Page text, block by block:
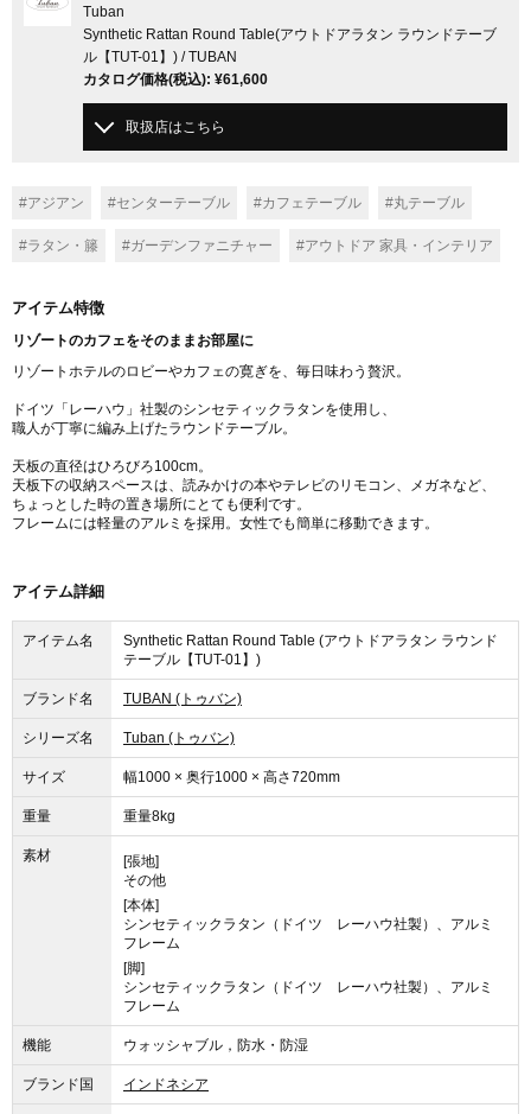
Tuban
Synthetic Rattan Round Table(アウトドアラタン ラウンドテーブ
ル【TUT-01】) / TUBAN
カタログ価格(税込): ¥61,600
取扱店はこちら
#アジアン #センターテーブル #カフェテーブル #丸テーブル
#ラタン・籐 #ガーデンファニチャー #アウトドア 家具・インテリア
アイテム特徴
リゾートのカフェをそのままお部屋に
リゾートホテルのロビーやカフェの寛ぎを、毎日味わう贅沢。
ドイツ「レーハウ」社製のシンセティックラタンを使用し、
職人が丁寧に編み上げたラウンドテーブル。
天板の直径はひろびろ100cm。
天板下の収納スペースは、読みかけの本やテレビのリモコン、メガネなど、
ちょっとした時の置き場所にとても便利です。
フレームには軽量のアルミを採用。女性でも簡単に移動できます。
アイテム詳細
アイテム名
Synthetic Rattan Round Table (アウトドアラタン ラウンド
テーブル【TUT-01】)
ブランド名 TUBAN (トゥバン)
シリーズ名 Tuban (トゥバン)
サイズ 幅1000 × 奥行1000 × 高さ720mm
重量 重量8kg
素材
[張地]
その他
[本体]
シンセティックラタン（ドイツ レーハウ社製）、アルミ
フレーム
[脚]
シンセティックラタン（ドイツ レーハウ社製）、アルミ
フレーム
機能 ウォッシャブル，防水・防湿
ブランド国 インドネシア